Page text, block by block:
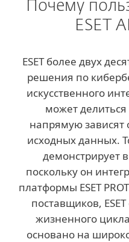
Почему
ESET
ESET более двух
решения по
искусственного
может
напрямую зависят
исходных данных.
демонстрирует
поскольку он
платформы ESET
поставщиков,
жизненного
основано на